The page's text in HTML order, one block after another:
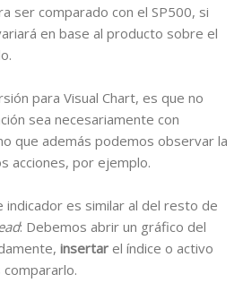
ser comparado con el SP500, si
en base al producto sobre el
para Visual Chart, es que no
sea necesariamente con
que además podemos observar la
acciones, por ejemplo.
indicador es similar al del resto de
: Debemos abrir un gráfico del
insertar el índice o activo